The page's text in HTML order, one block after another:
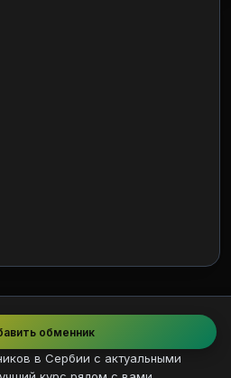
в Сербии с актуальными
обменник